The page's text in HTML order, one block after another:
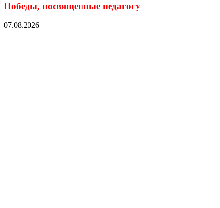
Победы, посвященные педагогу
07.08.2026